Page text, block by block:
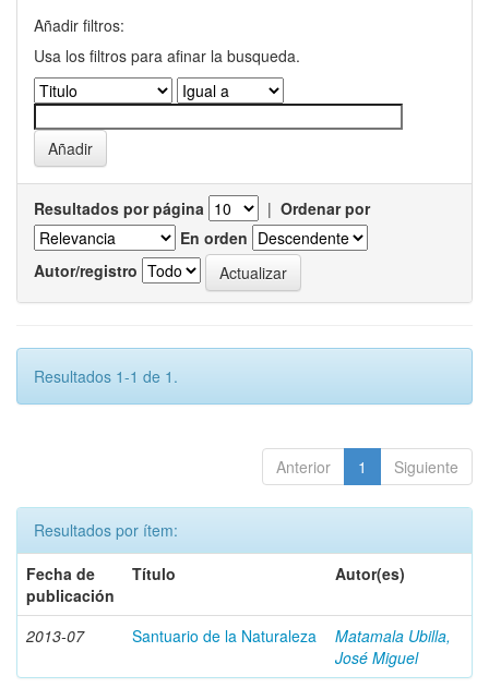
Añadir filtros:
Usa los filtros para afinar la busqueda.
Resultados por página | Ordenar por
En orden
Autor/registro
Resultados 1-1 de 1.
Anterior 1 Siguiente
Resultados por ítem:
Fecha de
publicación
Título Autor(es)
2013-07 Santuario de la Naturaleza
Matamala Ubilla,
José Miguel